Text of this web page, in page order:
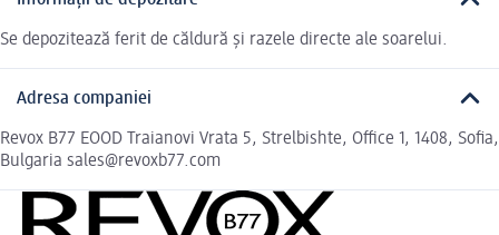
Se depozitează ferit de căldură și razele directe ale soarelui.
Adresa companiei
Revox B77 EOOD Traianovi Vrata 5, Strelbishte, Office 1, 1408, Sofia,
Bulgaria sales@revoxb77.com